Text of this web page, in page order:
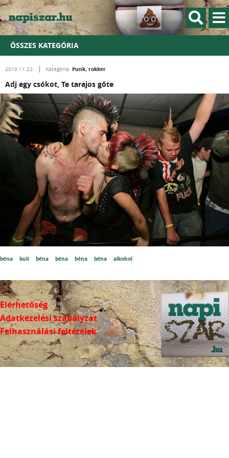
ÖSSZES KATEGÓRIA
2010.11.22. Kategória: Punk, rokker
Adj egy csókot, Te tarajos gőte
béna buli béna béna béna béna alkohol
Elérhetőség
Adatkezelési szabályzat
Felhasználási feltételek